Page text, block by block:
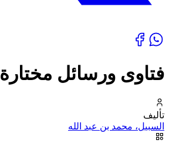
فتاوى ورسائل مختارة
تأليف
السبيل، محمد بن عبد الله